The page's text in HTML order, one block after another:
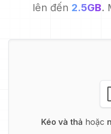
lên đến 2.5GB.
Kéo và thả hoặc